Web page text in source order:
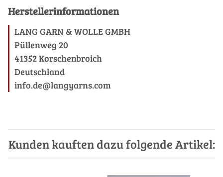
Herstellerinformationen
LANG GARN & WOLLE GMBH
Püllenweg 20
41352 Korschenbroich
Deutschland
info.de@langyarns.com
Kunden kauften dazu folgende Artikel: